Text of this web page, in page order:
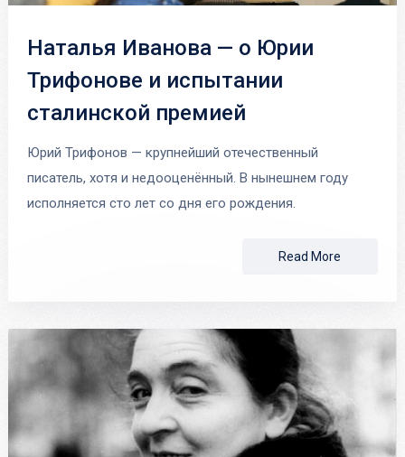
Наталья Иванова — о Юрии
Трифонове и испытании
сталинской премией
Юрий Трифонов — крупнейший отечественный
писатель, хотя и недооценённый. В нынешнем году
исполняется сто лет со дня его рождения.
Read More